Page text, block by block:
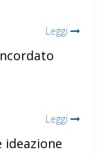
Leggi
Leggi